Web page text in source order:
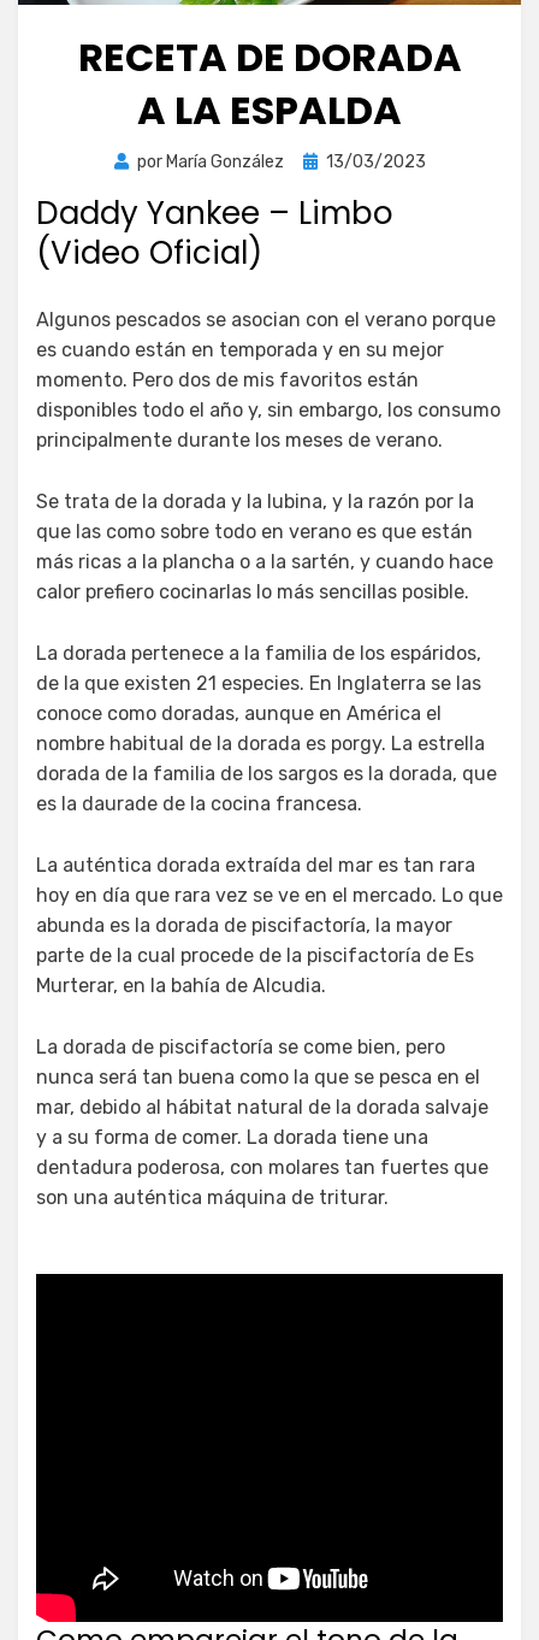
RECETA DE DORADA
A LA ESPALDA
por María González
Publicada
13/03/2023
Daddy Yankee – Limbo
(Video Oficial)
Algunos pescados se asocian con el verano porque
es cuando están en temporada y en su mejor
momento. Pero dos de mis favoritos están
disponibles todo el año y, sin embargo, los consumo
principalmente durante los meses de verano.
Se trata de la dorada y la lubina, y la razón por la
que las como sobre todo en verano es que están
más ricas a la plancha o a la sartén, y cuando hace
calor prefiero cocinarlas lo más sencillas posible.
La dorada pertenece a la familia de los espáridos,
de la que existen 21 especies. En Inglaterra se las
conoce como doradas, aunque en América el
nombre habitual de la dorada es porgy. La estrella
dorada de la familia de los sargos es la dorada, que
es la daurade de la cocina francesa.
La auténtica dorada extraída del mar es tan rara
hoy en día que rara vez se ve en el mercado. Lo que
abunda es la dorada de piscifactoría, la mayor
parte de la cual procede de la piscifactoría de Es
Murterar, en la bahía de Alcudia.
La dorada de piscifactoría se come bien, pero
nunca será tan buena como la que se pesca en el
mar, debido al hábitat natural de la dorada salvaje
y a su forma de comer. La dorada tiene una
dentadura poderosa, con molares tan fuertes que
son una auténtica máquina de triturar.